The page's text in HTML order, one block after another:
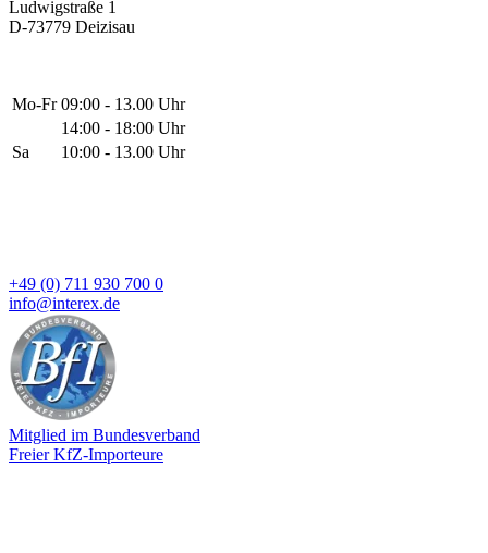
Ludwigstraße 1
D-73779 Deizisau
Mo-Fr 09:00 - 13.00 Uhr
14:00 - 18:00 Uhr
Sa
10:00 - 13.00 Uhr
+49 (0) 711 930 700 0
info@interex.de
Mitglied im Bundesverband
Freier KfZ-Importeure